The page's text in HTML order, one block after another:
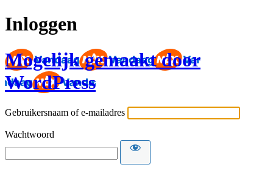
Inloggen
Mogelijk gemaakt door
WordPress
Gebruikersnaam of e-mailadres
Wachtwoord